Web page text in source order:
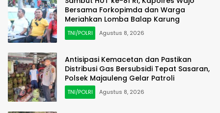
Bersama Forkopimda dan Warga
Meriahkan Lomba Balap Karung
TNI/POLRI Agustus 8, 2026
Antisipasi Kemacetan dan Pastikan
Distribusi Gas Bersubsidi Tepat Sasaran,
Polsek Majauleng Gelar Patroli
TNI/POLRI Agustus 8, 2026